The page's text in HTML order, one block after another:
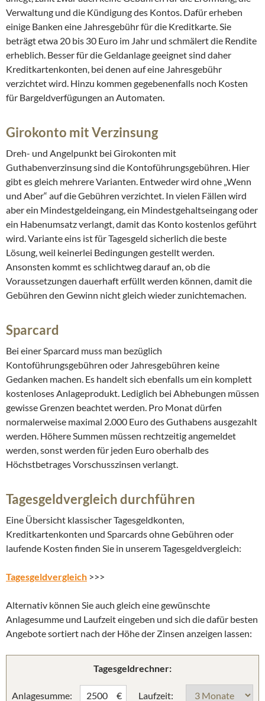
Verwaltung und die Kündigung des Kontos. Dafür erheben
einige Banken eine Jahresgebühr für die Kreditkarte. Sie
beträgt etwa 20 bis 30 Euro im Jahr und schmälert die Rendite
erheblich. Besser für die Geldanlage geeignet sind daher
Kreditkartenkonten, bei denen auf eine Jahresgebühr
verzichtet wird. Hinzu kommen gegebenenfalls noch Kosten
für Bargeldverfügungen an Automaten.
Girokonto mit Verzinsung
Dreh- und Angelpunkt bei Girokonten mit
Guthabenverzinsung sind die Kontoführungsgebühren. Hier
gibt es gleich mehrere Varianten. Entweder wird ohne „Wenn
und Aber“ auf die Gebühren verzichtet. In vielen Fällen wird
aber ein Mindestgeldeingang, ein Mindestgehaltseingang oder
ein Habenumsatz verlangt, damit das Konto kostenlos geführt
wird. Variante eins ist für Tagesgeld sicherlich die beste
Lösung, weil keinerlei Bedingungen gestellt werden.
Ansonsten kommt es schlichtweg darauf an, ob die
Voraussetzungen dauerhaft erfüllt werden können, damit die
Gebühren den Gewinn nicht gleich wieder zunichtemachen.
Sparcard
Bei einer Sparcard muss man bezüglich
Kontoführungsgebühren oder Jahresgebühren keine
Gedanken machen. Es handelt sich ebenfalls um ein komplett
kostenloses Anlageprodukt. Lediglich bei Abhebungen müssen
gewisse Grenzen beachtet werden. Pro Monat dürfen
normalerweise maximal 2.000 Euro des Guthabens ausgezahlt
werden. Höhere Summen müssen rechtzeitig angemeldet
werden, sonst werden für jeden Euro oberhalb des
Höchstbetrages Vorschusszinsen verlangt.
Tagesgeldvergleich durchführen
Eine Übersicht klassischer Tagesgeldkonten,
Kreditkartenkonten und Sparcards ohne Gebühren oder
laufende Kosten finden Sie in unserem Tagesgeldvergleich:
Tagesgeldvergleich >>>
Alternativ können Sie auch gleich eine gewünschte
Anlagesumme und Laufzeit eingeben und sich die dafür besten
Angebote sortiert nach der Höhe der Zinsen anzeigen lassen:
Tagesgeldrechner:
Anlagesumme: € Laufzeit: